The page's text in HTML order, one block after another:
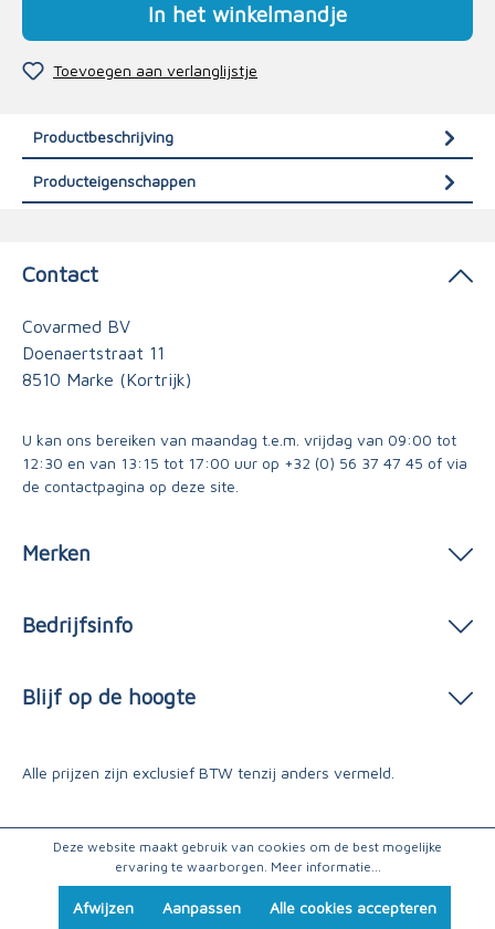
In het winkelmandje
Toevoegen aan verlanglijstje
Productbeschrijving
Producteigenschappen
Contact
Covarmed BV
Doenaertstraat 11
8510 Marke (Kortrijk)
U kan ons bereiken van maandag t.e.m. vrijdag van 09:00 tot
12:30 en van 13:15 tot 17:00 uur op +32 (0) 56 37 47 45 of via
de contactpagina op deze site.
Merken
Bedrijfsinfo
Blijf op de hoogte
Alle prijzen zijn exclusief BTW tenzij anders vermeld.
Deze website maakt gebruik van cookies om de best mogelijke
ervaring te waarborgen. Meer informatie...
Afwijzen Aanpassen Alle cookies accepteren